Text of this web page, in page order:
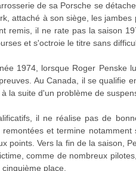
de sa Porsche se
attaché à son siège, les jambes
remis, il ne rate pas la saison
et s'octroie le titre sans
1974, lorsque Roger Penske
Au Canada, il se qualifie
la suite d'un problème de
il ne réalise pas de
et termine notamment
points. Vers la fin de la saison,
comme de nombreux
place.